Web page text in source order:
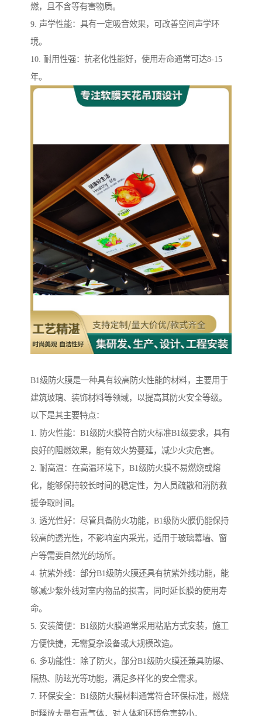
燃，且不含等有害物质。
9. 声学性能：具有一定吸音效果，可改善空间声学环
境。
10. 耐用性强：抗老化性能好，使用寿命通常可达8-15
年。
B1级防火膜是一种具有较高防火性能的材料，主要用于
建筑玻璃、装饰材料等领域，以提高其防火安全等级。
以下是其主要特点：
1. 防火性能：B1级防火膜符合防火标准B1级要求，具有
良好的阻燃效果，能有效火势蔓延，减少火灾危害。
2. 耐高温：在高温环境下，B1级防火膜不易燃烧或熔
化，能够保持较长时间的稳定性，为人员疏散和消防救
援争取时间。
3. 透光性好：尽管具备防火功能，B1级防火膜仍能保持
较高的透光性，不影响室内采光，适用于玻璃幕墙、窗
户等需要自然光的场所。
4. 抗紫外线：部分B1级防火膜还具有抗紫外线功能，能
够减少紫外线对室内物品的损害，同时延长膜的使用寿
命。
5. 安装简便：B1级防火膜通常采用粘贴方式安装，施工
方便快捷，无需复杂设备或大规模改造。
6. 多功能性：除了防火，部分B1级防火膜还兼具防爆、
隔热、防眩光等功能，满足多样化的安全需求。
7. 环保安全：B1级防火膜材料通常符合环保标准，燃烧
时释放大量有毒气体，对人体和环境危害较小。